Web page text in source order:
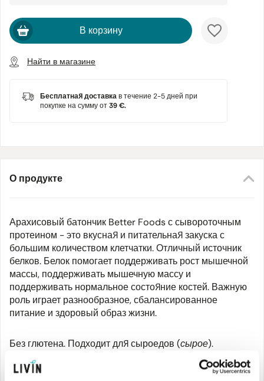
В корзину
Найти в магазине
Бесплатная доставкав течение 2-5 дней при
покупке на сумму от39 €.
О продукте
Арахисовый батончик Better Foods с сывороточным
протеином - это вкусная и питательная закуска с
большим количеством клетчатки. Отличный источник
белков. Белок помогает поддерживать рост мышечной
массы, поддерживать мышечную массу и
поддерживать нормальное состояние костей. Важную
роль играет разнообразное, сбалансированное
питание и здоровый образ жизни.
Без глютена. Подходит для сыроедов (сырое).
Хранить в сухом, прохладном месте.